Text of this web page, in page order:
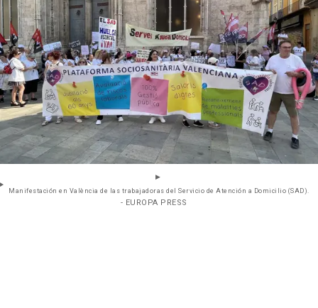
Manifestación en València de las trabajadoras del Servicio de Atención a Domicilio (SAD).
- EUROPA PRESS